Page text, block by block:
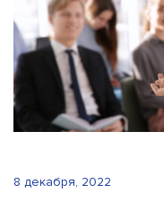
8 декабря, 2022